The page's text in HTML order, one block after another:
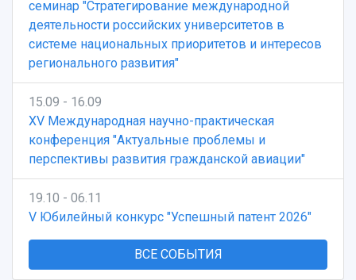
семинар "Стратегирование международной
деятельности российских университетов в
системе национальных приоритетов и интересов
регионального развития"
15.09 - 16.09
XV Международная научно-практическая
конференция "Актуальные проблемы и
перспективы развития гражданской авиации"
19.10 - 06.11
V Юбилейный конкурс "Успешный патент 2026"
ВСЕ СОБЫТИЯ